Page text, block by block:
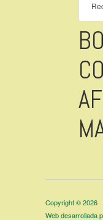
Copyright © 2026
Web desarrollada